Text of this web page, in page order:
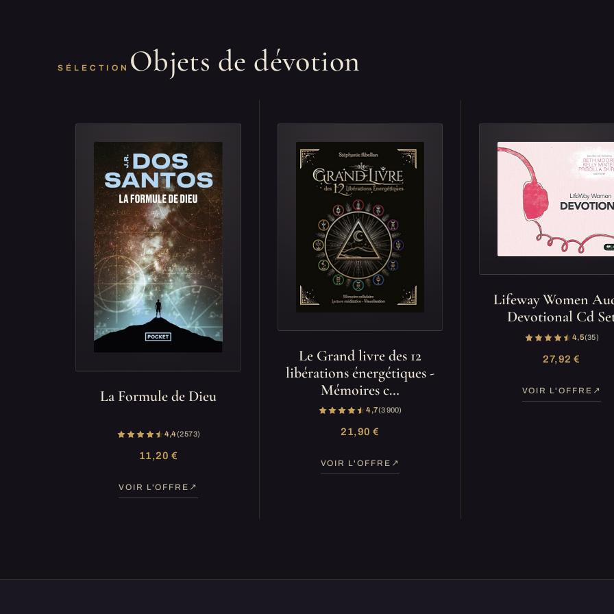
SÉLECTION Objets de dévotion
La Formule de Dieu
4,4(2 573)
11,20 €
VOIR L'OFFRE
Le Grand livre des 12
libérations énergétiques -
Mémoires c…
4,7(3 900)
21,90 €
VOIR L'OFFRE
Lifeway Women
Devotional Cd
4,5(35)
27,92 €
VOIR L'OFFRE